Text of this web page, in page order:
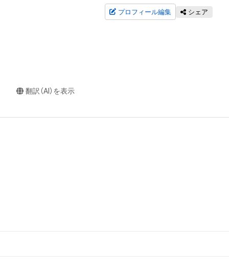
プロフィール編集 シェア
翻訳（AI）を表示